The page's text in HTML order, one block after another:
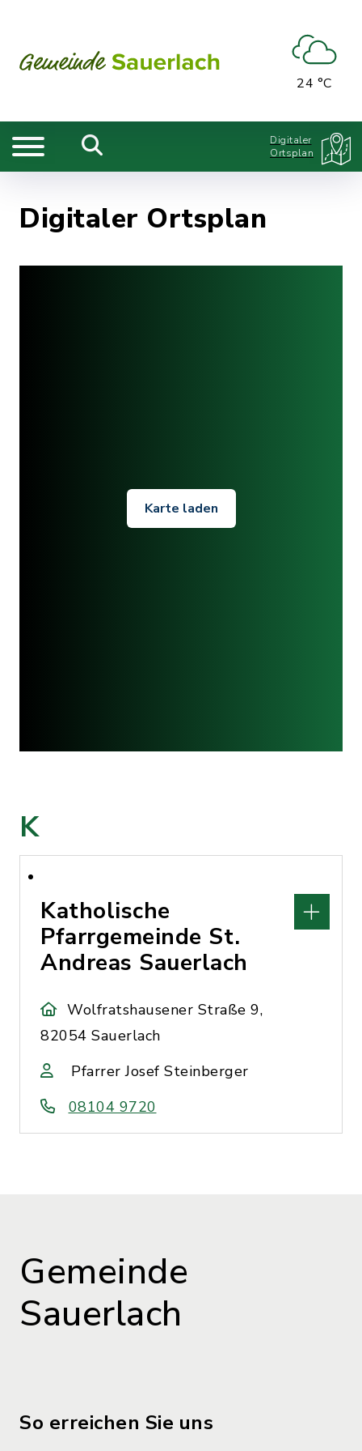
24 °C
Digitaler
Ortsplan
Digitaler Ortsplan
Karte laden
K
Katholische
Pfarrgemeinde St.
Andreas Sauerlach
Wolfratshausener Straße 9,
82054 Sauerlach
Pfarrer Josef Steinberger
08104 9720
Gemeinde
Sauerlach
So erreichen Sie uns